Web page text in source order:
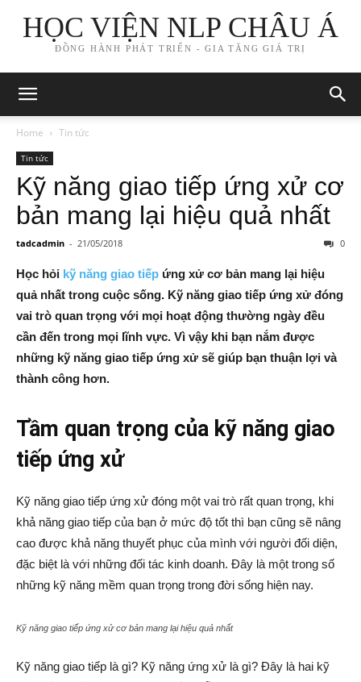
HỌC VIỆN NLP CHÂU Á
ĐỒNG HÀNH PHÁT TRIỂN - GIA TĂNG GIÁ TRỊ
Home Tin tức
Tin tức
Kỹ năng giao tiếp ứng xử cơ
bản mang lại hiệu quả nhất
tadcadmin - 21/05/2018 0
Học hỏi kỹ năng giao tiếp ứng xử cơ bản mang lại hiệu
quả nhất trong cuộc sống. Kỹ năng giao tiếp ứng xử đóng
vai trò quan trọng với mọi hoạt động thường ngày đều
cần đến trong mọi lĩnh vực. Vì vậy khi bạn nắm được
những kỹ năng giao tiếp ứng xử sẽ giúp bạn thuận lợi và
thành công hơn.
Tầm quan trọng của kỹ năng giao
tiếp ứng xử
Kỹ năng giao tiếp ứng xử đóng một vai trò rất quan trọng, khi
khả năng giao tiếp của bạn ở mức độ tốt thì bạn cũng sẽ nâng
cao được khả năng thuyết phục của mình với người đối diện,
đặc biệt là với những đối tác kinh doanh. Đây là một trong số
những kỹ năng mềm quan trọng trong đời sống hiện nay.
Kỹ năng giao tiếp ứng xử cơ bản mang lại hiệu quả nhất
Kỹ năng giao tiếp là gì? Kỹ năng ứng xử là gì? Đây là hai kỹ